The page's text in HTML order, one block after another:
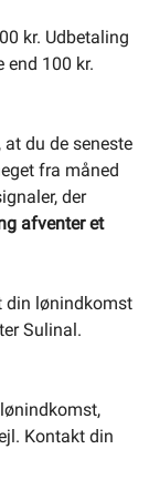
kr. Udbetaling
end 100 kr.
du de seneste
fra måned
der
afventer et
din lønindkomst
Sulinal.
Kontakt din